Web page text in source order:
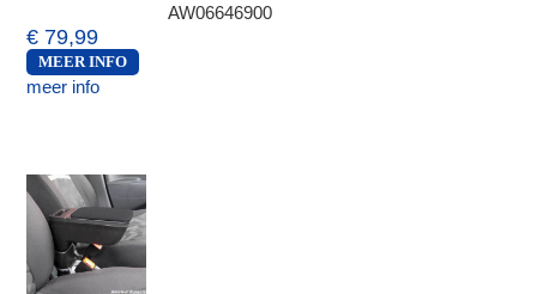
AW06646900
€ 79,99
MEER INFO
meer info